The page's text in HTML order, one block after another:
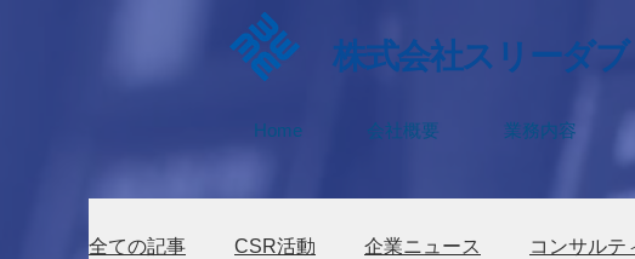
Home 会社概要 業務内容
​株式会社スリーダ
全ての記事 CSR活動 企業ニュース コンサルテ